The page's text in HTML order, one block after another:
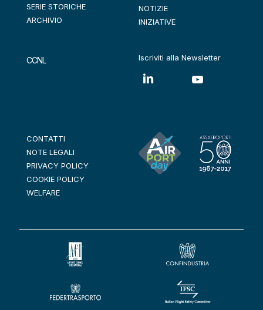
SERIE STORICHE
ARCHIVIO
CCNL
NOTIZIE
INIZIATIVE
Iscriviti alla Newsletter
CONTATTI
NOTE LEGALI
PRIVACY POLICY
COOKIE POLICY
WELFARE